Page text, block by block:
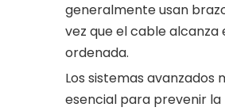
generalmente usan
vez que el cable
ordenada.
Los sistemas
esencial para prevenir